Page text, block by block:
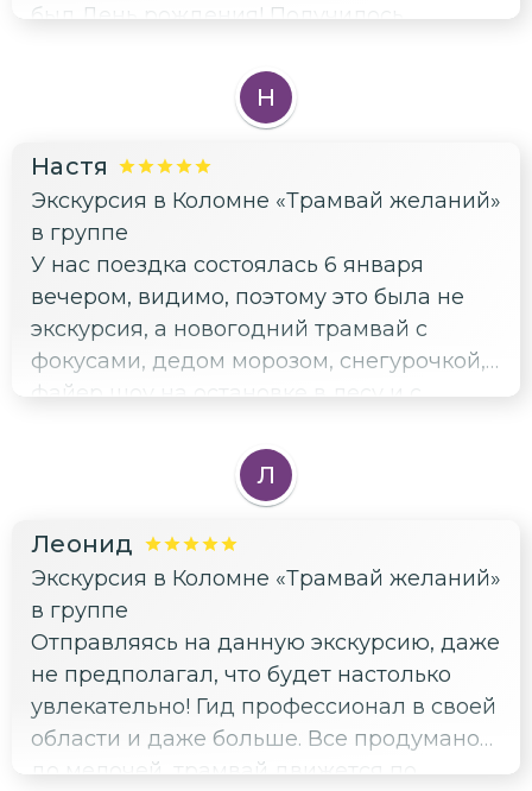
был День рождения! Получилось
Н
Настя
Экскурсия в Коломне «Трамвай желаний»
в группе
У нас поездка состоялась 6 января
вечером, видимо, поэтому это была не
экскурсия, а новогодний трамвай с
фокусами, дедом морозом, снегурочкой,
файер шоу на остановке в лесу и с
другого, но всё прошло замечательно, с
праздничным настроением, потому мы
кто организовал эту программу, ведущие
молодцы! В музее трамваев была
полноценная экскурсия от экскурсовода:
мини модели трамваев разных стран,
фотографии и интересный рассказ.
Благодарность рассказчику!
Л
Леонид
Экскурсия в Коломне «Трамвай желаний»
в группе
Отправляясь на данную экскурсию, даже
не предполагал, что будет настолько
увлекательно! Гид профессионал в своей
области и даже больше. Все продумано
до мелочей, трамвай движется по